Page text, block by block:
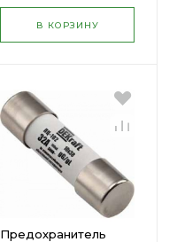
В КОРЗИНУ
Предохранитель